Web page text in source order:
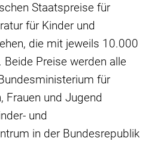
Staatspreise für
für Kinder und
die mit jeweils 10.000
Preise werden alle
für
Frauen und Jugend
und
in der Bundesrepublik